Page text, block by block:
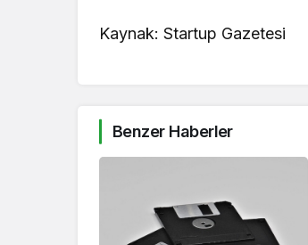
Kaynak: Startup Gazetesi
Benzer Haberler